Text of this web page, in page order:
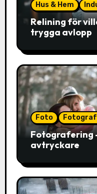
Hus & Hem
Relining för
trygga avlopp
Foto
Fotografering
avtryckare